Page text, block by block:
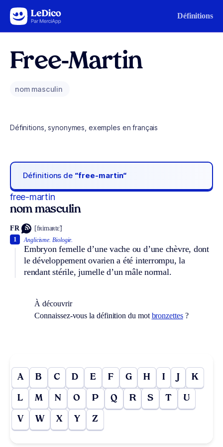
Aller au contenu Définitions
Free-Martin
nom masculin
Définitions, synonymes, exemples en français
Définitions de “free-martin“
free-martin
nom masculin
FR [fʀimaʀtɛ̃]
Anglicisme. Biologie.
Embryon femelle d’une vache ou d’une chèvre, dont
le développement ovarien a été interrompu, la
rendant stérile, jumelle d’un mâle normal.
1
À découvrir
Connaissez-vous la définition du mot bronzettes?
A B C D E F G H I J K
L M N O P Q R S T U
V W X Y Z